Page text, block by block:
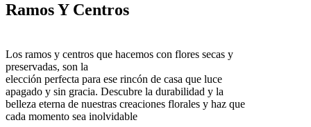
Ramos Y Centros
Los ramos y centros que hacemos con flores secas y
preservadas, son la
elección perfecta para ese rincón de casa que luce
apagado y sin gracia. Descubre la durabilidad y la
belleza eterna de nuestras creaciones florales y haz que
cada momento sea inolvidable